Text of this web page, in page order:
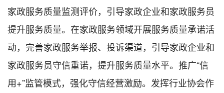
家政服务质量监测评价，引导家政企业和家政服务员
提升服务质量。在家政服务领域开展服务质量承诺活
动，完善家政服务举报、投诉渠道，引导家政企业和
家政服务员守信重诺，提升服务质量水平。推广“信
用+”监管模式，强化守信经营激励。发挥行业协会作